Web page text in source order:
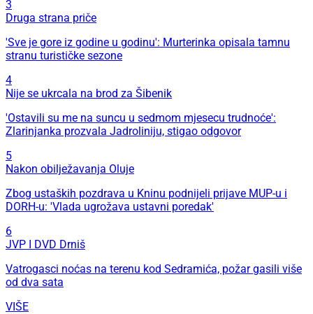
3
Druga strana priče
'Sve je gore iz godine u godinu': Murterinka opisala tamnu
stranu turističke sezone
4
Nije se ukrcala na brod za Šibenik
'Ostavili su me na suncu u sedmom mjesecu trudnoće':
Zlarinjanka prozvala Jadroliniju, stigao odgovor
5
Nakon obilježavanja Oluje
Zbog ustaških pozdrava u Kninu podnijeli prijave MUP-u i
DORH-u: 'Vlada ugrožava ustavni poredak'
6
JVP I DVD Drniš
Vatrogasci noćas na terenu kod Sedramića, požar gasili više
od dva sata
VIŠE